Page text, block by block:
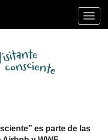
es parte de las